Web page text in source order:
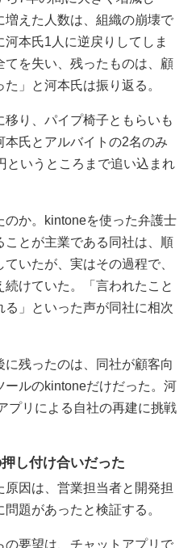
増えた人数は、組織の崩壊で
本氏1人に逆戻りしてしま
てを失い、残ったものは、顧
」と河本氏は振り返る。
り、パイプ椅子ともらいも
氏とアルバイトの2名のみ
というところまで追い込まれ
か。kintoneを使った弁護士
とが主業である同社は、順
いたが、実はその過程で、
けていた。「言われたこと
」といった声が同社に相次
残ったのは、同社が顧客向
ールのkintoneだけだった。河
プリによる自社の再建に挑戦
し付け合いだった
因は、営業担当者と開発担
題があったと検証する。
要望は、チャットアプリで